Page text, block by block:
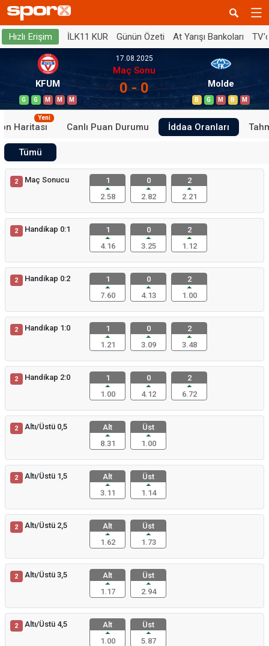
Hızlı Erişim İLK11 KUR Günün Özeti At Yarışı Bankoları
KFUM
G G M M M
17.08.2025
Maç Sonu
0 - 0 Molde
B G M B M
Haritası
Yeni
Canlı Puan Durumu İddaa Oranları
Tümü
2 Maç Sonucu
1
2.58
0
2.82
2
2.21
2 Handikap 0:1
1
4.16
0
3.25
2
1.12
2 Handikap 0:2
1
7.60
0
4.13
2
1.00
2 Handikap 1:0
1
1.21
0
3.09
2
3.48
2 Handikap 2:0
1
1.00
0
4.12
2
6.72
2 Altı/Üstü 0,5
Alt
8.31
Üst
1.00
2 Altı/Üstü 1,5
Alt
3.11
Üst
1.14
2 Altı/Üstü 2,5
Alt
1.62
Üst
1.73
2 Altı/Üstü 3,5
Alt
1.17
Üst
2.94
2 Altı/Üstü 4,5
Alt
1.00
Üst
5.87